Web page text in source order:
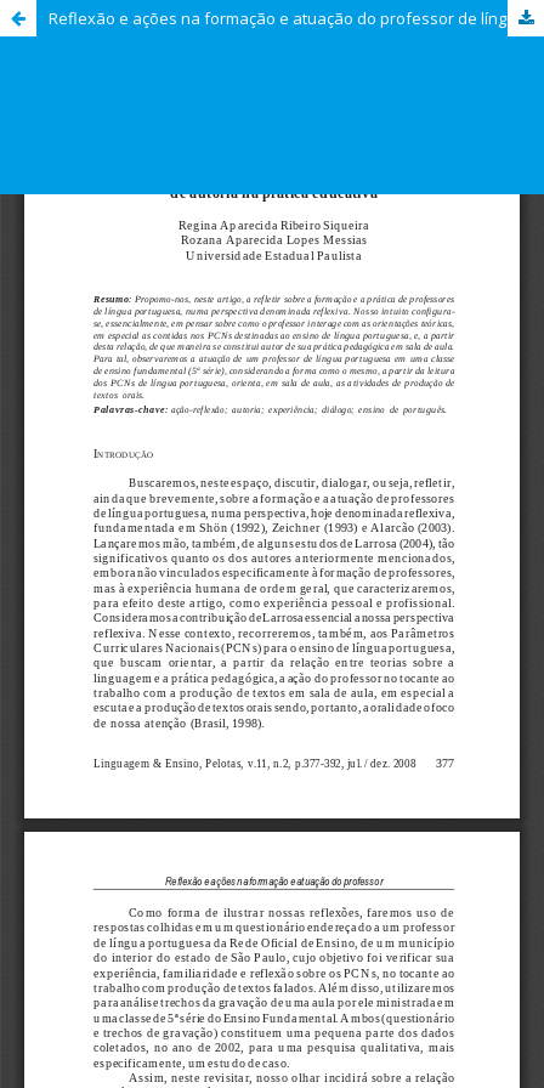
Reflexão e ações na formação e atuação do professor de língua portuguesa